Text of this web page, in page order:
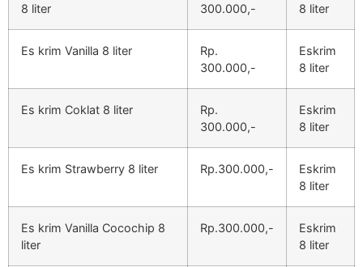
8 liter
300.000,-
8 liter
Es krim Vanilla 8 liter
Rp.
300.000,-
Eskrim
8 liter
Es krim Coklat 8 liter
Rp.
300.000,-
Eskrim
8 liter
Es krim Strawberry 8 liter Rp.300.000,-
Eskrim
8 liter
Es krim Vanilla Cocochip 8
liter
Rp.300.000,-
Eskrim
8 liter